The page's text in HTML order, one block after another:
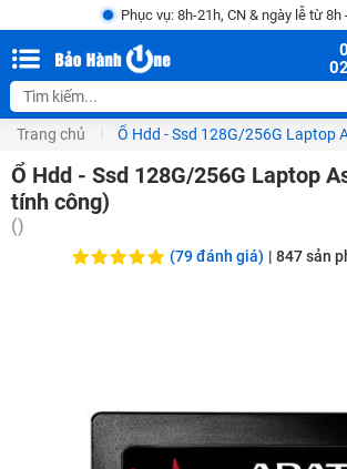
Phục vụ: 8h-21h, CN & ngày lễ từ 8h
Trang chủ Ổ Hdd - Ssd 128G/256G Laptop
Ổ Hdd - Ssd 128G/256G Laptop
tính công)
()
(79 đánh giá) | 847sản